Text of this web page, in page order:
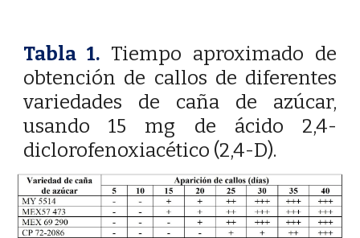
Tabla 1. Tiempo aproximado de
obtención de callos de diferentes
variedades de caña de azúcar,
usando 15 mg de ácido 2,4-
diclorofenoxiacético (2,4-D).